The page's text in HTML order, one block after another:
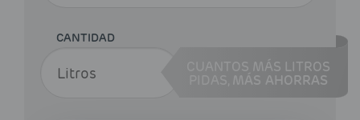
CANTIDAD
CUANTOS MÁS LITROS
MÁS AHORRAS